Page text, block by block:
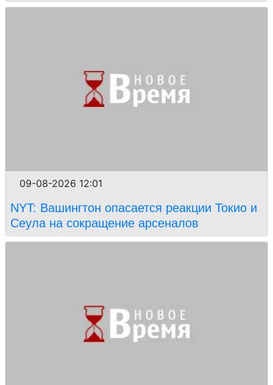
09-08-2026 12:01
NYT: Вашингтон опасается реакции Токио и
Сеула на сокращение арсеналов